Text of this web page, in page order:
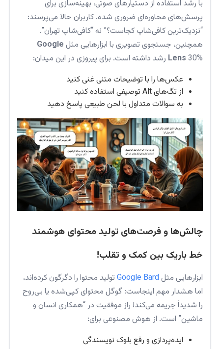
با رشد استفاده از دستیارهای صوتی، بهینه‌سازی برای
پرسش‌های محاوره‌ای ضروری شده. کاربران حالا می‌پرسند:
“نزدیک‌ترین کافی‌شاپ کجاست؟” نه “کافی‌شاپ تهران”.
همچنین، جستجوی تصویری با ابزارهایی مثل Google
Lens 30% رشد داشته است. برای پیروزی در این میدان:
عکس‌ها را با توضیحات متنی غنی کنید
از تگ‌های Alt توصیفی استفاده کنید
به سوالات متداول با لحن طبیعی پاسخ دهید
چالش‌ها و فرصت‌های تولید محتوای هوشمند
خط باریک بین کمک و تقلب!
ابزارهایی مثلGoogle Bard تولید محتوا را دگرگون کرده‌اند،
اما هشدار مهم اینجاست: گوگل محتوای کپی‌شده یا بی‌روح
را شدیداً جریمه می‌کند! راز موفقیت در “همکاری انسان و
ماشین” است. از هوش مصنوعی برای:
ایده‌پردازی و رفع بلوک نویسندگی